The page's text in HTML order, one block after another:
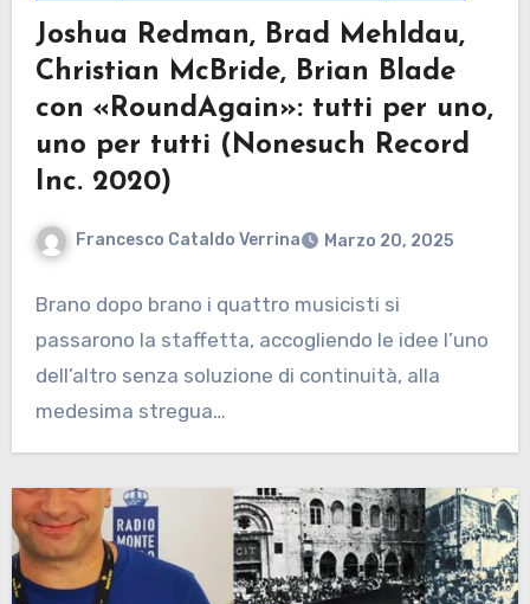
Joshua Redman, Brad Mehldau,
Christian McBride, Brian Blade
con «RoundAgain»: tutti per uno,
uno per tutti (Nonesuch Record
Inc. 2020)
Francesco Cataldo Verrina Marzo 20, 2025
Brano dopo brano i quattro musicisti si
passarono la staffetta, accogliendo le idee l’uno
dell’altro senza soluzione di continuità, alla
medesima stregua…